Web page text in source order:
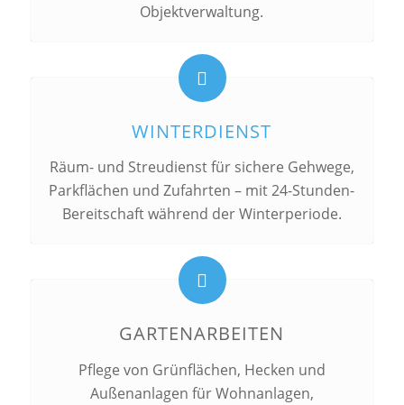
Objektverwaltung.
WINTERDIENST
Räum- und Streudienst für sichere Gehwege,
Parkflächen und Zufahrten – mit 24-Stunden-
Bereitschaft während der Winterperiode.
GARTENARBEITEN
Pflege von Grünflächen, Hecken und
Außenanlagen für Wohnanlagen,